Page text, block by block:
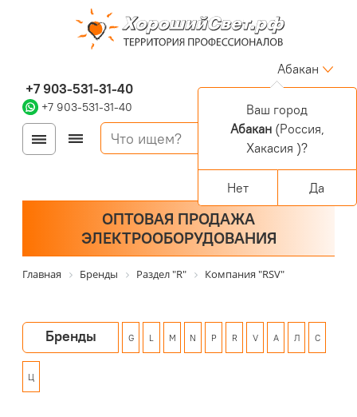
+7 903-531-31-40
+7 903-531-31-40
Абакан
Войти
Регистрация
Корзина
0 позиций
ОПТОВАЯ ПРОДАЖА
ЭЛЕКТРООБОРУДОВАНИЯ
Главная Бренды Раздел "R" Компания "RSV"
Бренды G L M N P R V А Л С
Ц
Ваш город
Абакан(Россия,
Хакасия )?
Нет Да